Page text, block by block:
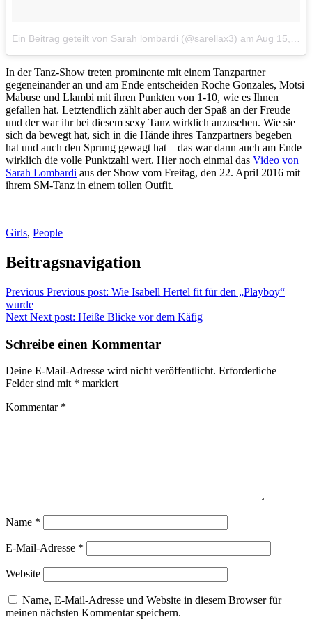
Ein Beitrag geteilt von Sarah lombardi (@sarellax3) am Aug 15, 2017 um 6:21 PDT
In der Tanz-Show treten prominente mit einem Tanzpartner
gegeneinander an und am Ende entscheiden Roche Gonzales, Motsi
Mabuse und Llambi mit ihren Punkten von 1-10, wie es Ihnen
gefallen hat. Letztendlich zählt aber auch der Spaß an der Freude
und der war ihr bei diesem sexy Tanz wirklich anzusehen. Wie sie
sich da bewegt hat, sich in die Hände ihres Tanzpartners begeben
hat und auch den Sprung gewagt hat – das war dann auch am Ende
wirklich die volle Punktzahl wert. Hier noch einmal das Video von
Sarah Lombardi aus der Show vom Freitag, den 22. April 2016 mit
ihrem SM-Tanz in einem tollen Outfit.
Girls, People
Beitragsnavigation
Previous Previous post: Wie Isabell Hertel fit für den „Playboy“
wurde
Next Next post: Heiße Blicke vor dem Käfig
Schreibe einen Kommentar
Deine E-Mail-Adresse wird nicht veröffentlicht. Erforderliche
Felder sind mit * markiert
Kommentar *
Name *
E-Mail-Adresse *
Website
Name, E-Mail-Adresse und Website in diesem Browser für
meinen nächsten Kommentar speichern.